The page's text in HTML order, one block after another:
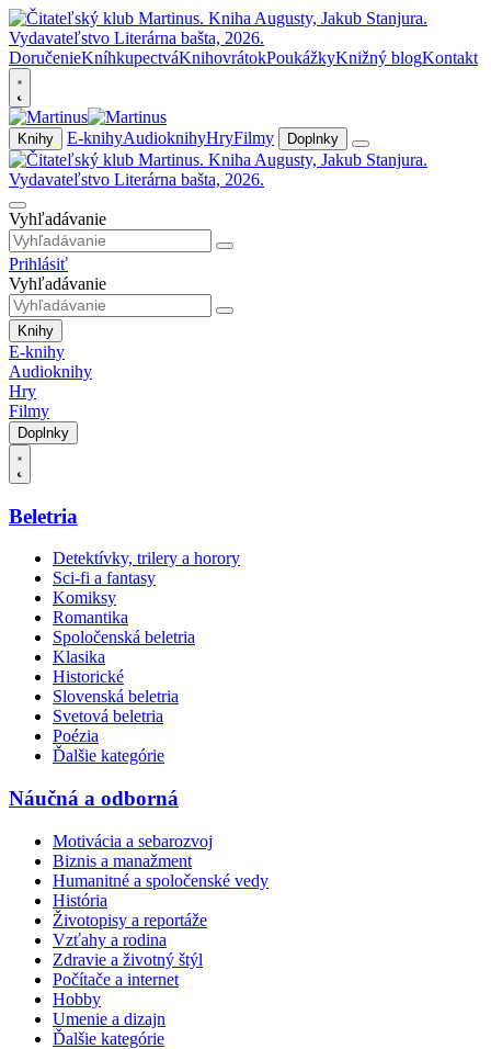
DoručenieKníhkupectváKnihovrátokPoukážkyKnižný blogKontakt
Knihy E-knihyAudioknihyHryFilmy Doplnky
Vyhľadávanie
Prihlásiť
Vyhľadávanie
Knihy
E-knihy
Audioknihy
Hry
Filmy
Doplnky
Beletria
Detektívky, trilery a horory
Sci-fi a fantasy
Komiksy
Romantika
Spoločenská beletria
Klasika
Historické
Slovenská beletria
Svetová beletria
Poézia
Ďalšie kategórie
Náučná a odborná
Motivácia a sebarozvoj
Biznis a manažment
Humanitné a spoločenské vedy
História
Životopisy a reportáže
Vzťahy a rodina
Zdravie a životný štýl
Počítače a internet
Hobby
Umenie a dizajn
Ďalšie kategórie